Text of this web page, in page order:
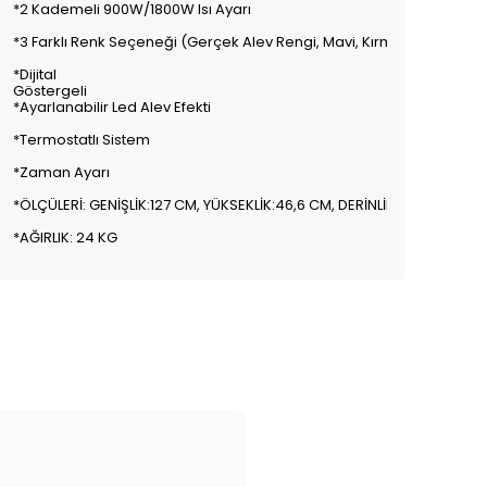
*2 Kademeli 900W/1800W Isı Ayarı
*3 Farklı Renk Seçeneği (Gerçek Alev Rengi, Mavi, Kırmızı-Mavi)
*Dijital
*Ayarlanabilir Led Alev Efekti
*Termostatlı Sistem
*Zaman Ayarı
*ÖLÇÜLERİ: GENİŞLİK:127 CM, YÜKSEKLİK:46,6 CM, DERİNLİK:12 CM
*AĞIRLIK: 24 KG